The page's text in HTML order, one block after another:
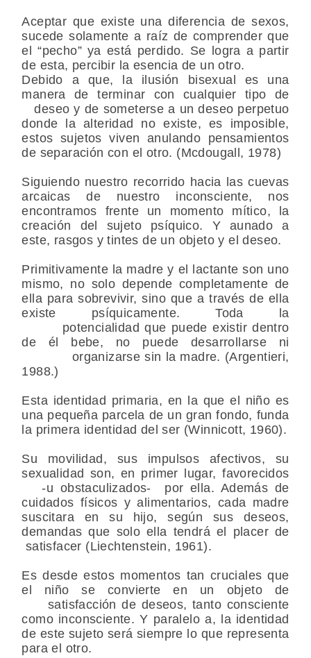
Aceptar que existe una diferencia de sexos,
sucede solamente a raíz de comprender que
el “pecho” ya está perdido. Se logra a partir
de esta, percibir la esencia de un otro.
Debido a que, la ilusión bisexual es una
manera de terminar con cualquier tipo de
deseo y de someterse a un deseo perpetuo
donde la alteridad no existe, es imposible,
estos sujetos viven anulando pensamientos
de separación con el otro. (Mcdougall, 1978)
Siguiendo nuestro recorrido hacia las cuevas
arcaicas de nuestro inconsciente, nos
encontramos frente un momento mítico, la
creación del sujeto psíquico. Y aunado a
este, rasgos y tintes de un objeto y el deseo.
Primitivamente la madre y el lactante son uno
mismo, no solo depende completamente de
ella para sobrevivir, sino que a través de ella
existe psíquicamente. Toda la
potencialidad que puede existir dentro
de él bebe, no puede desarrollarse ni
organizarse sin la madre. (Argentieri,
1988.)
Esta identidad primaria, en la que el niño es
una pequeña parcela de un gran fondo, funda
la primera identidad del ser (Winnicott, 1960).
Su movilidad, sus impulsos afectivos, su
sexualidad son, en primer lugar, favorecidos
-u obstaculizados- por ella. Además de
cuidados físicos y alimentarios, cada madre
suscitara en su hijo, según sus deseos,
demandas que solo ella tendrá el placer de
satisfacer (Liechtenstein, 1961).
Es desde estos momentos tan cruciales que
el niño se convierte en un objeto de
satisfacción de deseos, tanto consciente
como inconsciente. Y paralelo a, la identidad
de este sujeto será siempre lo que representa
para el otro.